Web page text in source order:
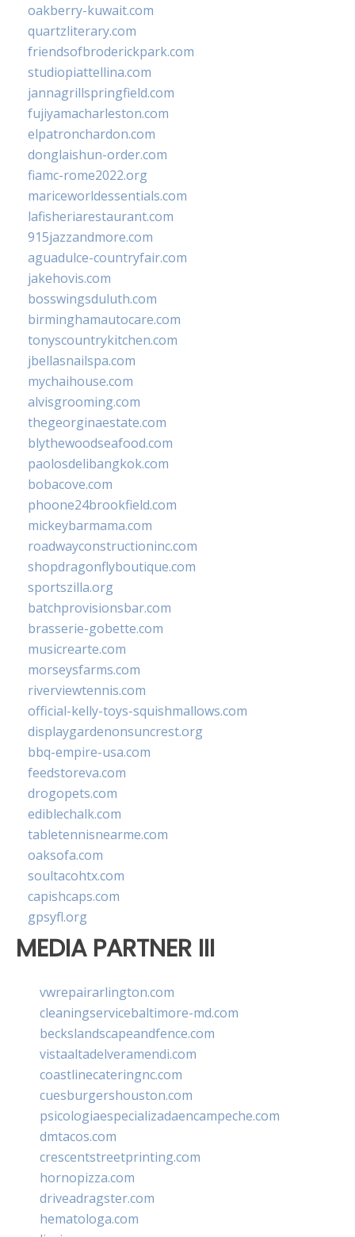
oakberry-kuwait.com
quartzliterary.com
friendsofbroderickpark.com
studiopiattellina.com
jannagrillspringfield.com
fujiyamacharleston.com
elpatronchardon.com
donglaishun-order.com
fiamc-rome2022.org
mariceworldessentials.com
lafisheriarestaurant.com
915jazzandmore.com
aguadulce-countryfair.com
jakehovis.com
bosswingsduluth.com
birminghamautocare.com
tonyscountrykitchen.com
jbellasnailspa.com
mychaihouse.com
alvisgrooming.com
thegeorginaestate.com
blythewoodseafood.com
paolosdelibangkok.com
bobacove.com
phoone24brookfield.com
mickeybarmama.com
roadwayconstructioninc.com
shopdragonflyboutique.com
sportszilla.org
batchprovisionsbar.com
brasserie-gobette.com
musicrearte.com
morseysfarms.com
riverviewtennis.com
official-kelly-toys-squishmallows.com
displaygardenonsuncrest.org
bbq-empire-usa.com
feedstoreva.com
drogopets.com
ediblechalk.com
tabletennisnearme.com
oaksofa.com
soultacohtx.com
capishcaps.com
gpsyfl.org
MEDIA PARTNER III
vwrepairarlington.com
cleaningservicebaltimore-md.com
beckslandscapeandfence.com
vistaaltadelveramendi.com
coastlinecateringnc.com
cuesburgershouston.com
psicologiaespecializadaencampeche.com
dmtacos.com
crescentstreetprinting.com
hornopizza.com
driveadragster.com
hematologa.com